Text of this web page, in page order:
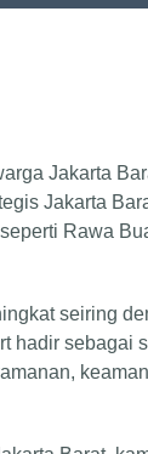
Jakarta
Jakarta
Rawa
seiring
hadir sebagai